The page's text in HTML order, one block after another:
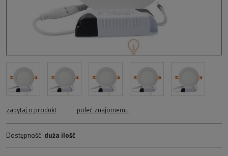
zapytaj o produkt poleć znajomemu
Dostępność: duża ilość